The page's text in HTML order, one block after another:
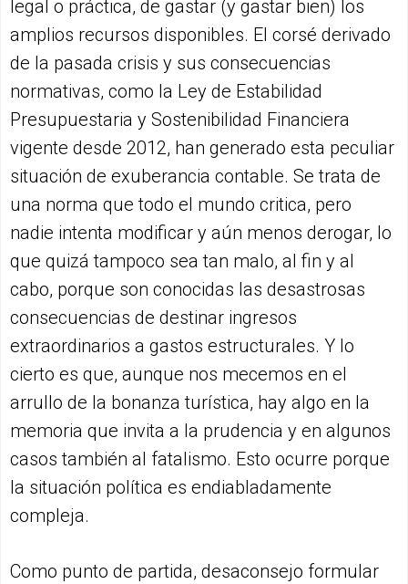
legal o práctica, de gastar (y gastar bien) los
amplios recursos disponibles. El corsé derivado
de la pasada crisis y sus consecuencias
normativas, como la Ley de Estabilidad
Presupuestaria y Sostenibilidad Financiera
vigente desde 2012, han generado esta peculiar
situación de exuberancia contable. Se trata de
una norma que todo el mundo critica, pero
nadie intenta modificar y aún menos derogar, lo
que quizá tampoco sea tan malo, al fin y al
cabo, porque son conocidas las desastrosas
consecuencias de destinar ingresos
extraordinarios a gastos estructurales. Y lo
cierto es que, aunque nos mecemos en el
arrullo de la bonanza turística, hay algo en la
memoria que invita a la prudencia y en algunos
casos también al fatalismo. Esto ocurre porque
la situación política es endiabladamente
compleja.
Como punto de partida, desaconsejo formular